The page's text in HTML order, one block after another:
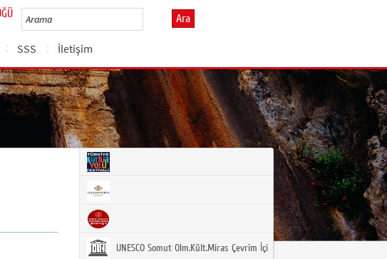
Ara
SSS İletişim
UNESCO Somut Olm.Kült.Miras Çevrim İçi